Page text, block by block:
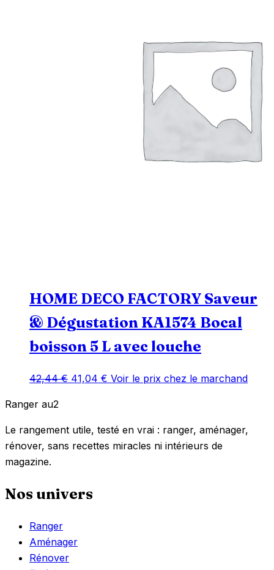
HOME DECO FACTORY Saveur
& Dégustation KA1574 Bocal
boisson 5 L avec louche
42,44€ Le
était :
42,44 €.
41,04 € Le
est :
41,04 €.
Voir le prix chez le marchand
Ranger au2
Le rangement utile, testé en vrai : ranger, aménager,
rénover, sans recettes miracles ni intérieurs de
magazine.
Nos univers
Ranger
Aménager
Rénover